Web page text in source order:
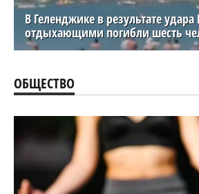
В Геленджике в результате
отдыхающими погибли шесть
ОБЩЕСТВО